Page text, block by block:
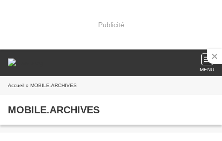
Publicité
MENU
Accueil » MOBILE.ARCHIVES
MOBILE.ARCHIVES